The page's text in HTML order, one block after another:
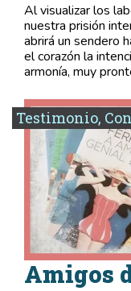
Al visualizar los
nuestra prisión
abrirá un sendero
el corazón la
armonía, muy
Testimonio,
Amigos